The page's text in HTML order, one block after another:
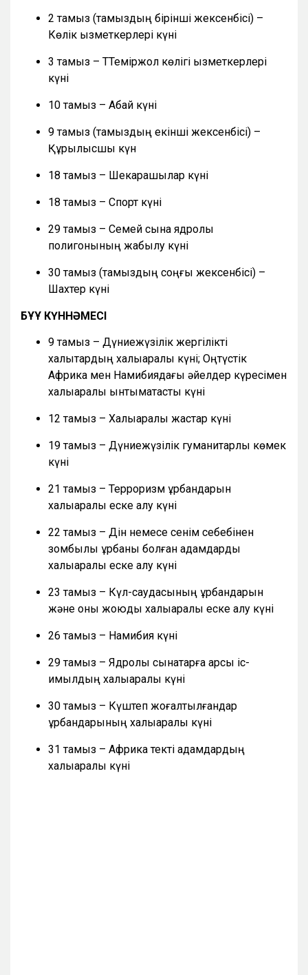
2 тамыз (тамыздың бірінші жексенбісі) –
Көлік қызметкерлері күні
3 тамыз – ТТеміржол көлігі қызметкерлері
күні
10 тамыз – Абай күні
9 тамыз (тамыздың екінші жексенбісі) –
Құрылысшы күн
18 тамыз – Шекарашылар күні
18 тамыз – Спорт күні
29 тамыз – Семей сынақ ядролық
полигонының жабылу күні
30 тамыз (тамыздың соңғы жексенбісі) –
Шахтер күні
БҰҰ КҮННӘМЕСІ
9 тамыз – Дүниежүзілік жергілікті
халықтардың халықаралық күні; Оңтүстік
Африка мен Намибиядағы әйелдер күресімен
халықаралық ынтымақтастық күні
12 тамыз – Халықаралық жастар күні
19 тамыз – Дүниежүзілік гуманитарлық көмек
күні
21 тамыз – Терроризм құрбандарын
халықаралық еске алу күні
22 тамыз – Дін немесе сенім себебінен
зомбылық құрбаны болған адамдарды
халықаралық еске алу күні
23 тамыз – Күл-саудасының құрбандарын
және оны жоюды халықаралық еске алу күні
26 тамыз – Намибия күні
29 тамыз – Ядролық сынақтарға қарсы іс-
қимылдың халықаралық күні
30 тамыз – Күштеп жоғалтылғандар
құрбандарының халықаралық күні
31 тамыз – Африка текті адамдардың
халықаралық күні